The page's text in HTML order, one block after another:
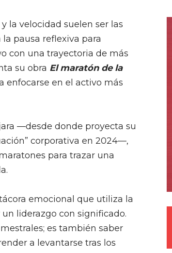
la velocidad suelen ser las
pausa reflexiva para
con una trayectoria de más
su obra El maratón de la
enfocarse en el activo más
—desde donde proyecta su
corporativa en 2024—,
para trazar una
emocional que utiliza la
liderazgo con significado.
es también saber
a levantarse tras los